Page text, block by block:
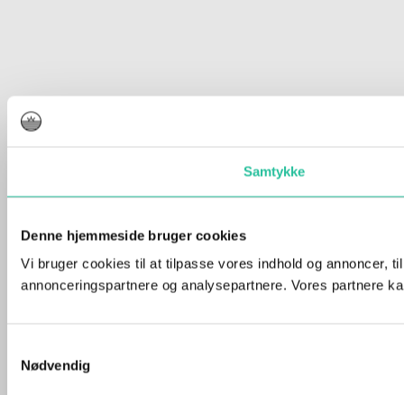
Samtykke
Denne hjemmeside bruger cookies
Vi bruger cookies til at tilpasse vores indhold og annoncer,
annonceringspartnere og analysepartnere. Vores partnere
Nødvendig